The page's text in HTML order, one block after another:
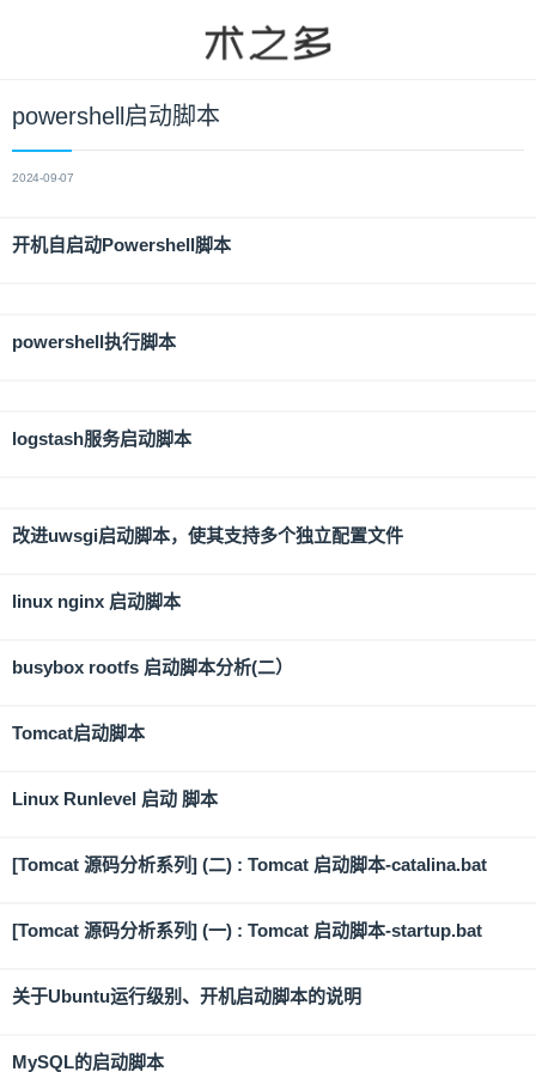
powershell启动脚本
2024-09-07
开机自启动Powershell脚本
powershell执行脚本
logstash服务启动脚本
改进uwsgi启动脚本，使其支持多个独立配置文件
linux nginx 启动脚本
busybox rootfs 启动脚本分析(二）
Tomcat启动脚本
Linux Runlevel 启动 脚本
[Tomcat 源码分析系列] (二) : Tomcat 启动脚本-catalina.bat
[Tomcat 源码分析系列] (一) : Tomcat 启动脚本-startup.bat
关于Ubuntu运行级别、开机启动脚本的说明
MySQL的启动脚本